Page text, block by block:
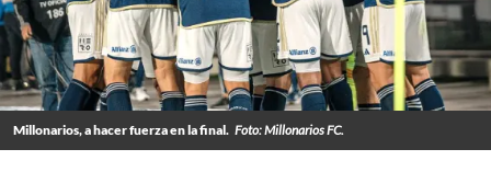
Millonarios, a hacer fuerza en la final. Foto: Millonarios FC.